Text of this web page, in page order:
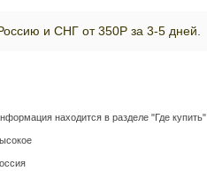
и СНГ от 350Р за 3-5 дней.
находится в разделе "Где купить"